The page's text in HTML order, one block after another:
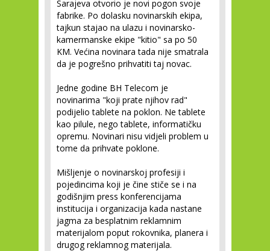
Sarajeva otvorio je novi pogon svoje
fabrike. Po dolasku novinarskih ekipa,
tajkun stajao na ulazu i novinarsko-
kamermanske ekipe "kitio" sa po 50
KM. Većina novinara tada nije smatrala
da je pogrešno prihvatiti taj novac.
Jedne godine BH Telecom je
novinarima "koji prate njihov rad"
podijelio tablete na poklon. Ne tablete
kao pilule, nego tablete, informatičku
opremu. Novinari nisu vidjeli problem u
tome da prihvate poklone.
Mišljenje o novinarskoj profesiji i
pojedincima koji je čine stiče se i na
godišnjim press konferencijama
institucija i organizacija kada nastane
jagma za besplatnim reklamnim
materijalom poput rokovnika, planera i
drugog reklamnog materijala.